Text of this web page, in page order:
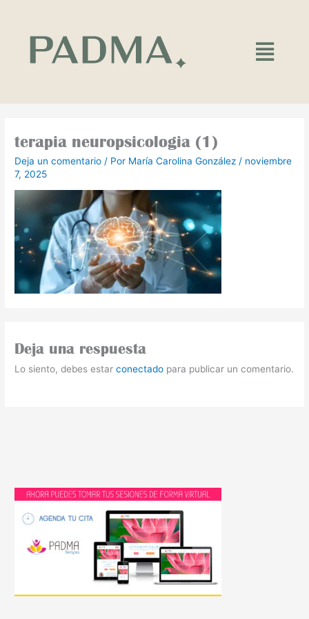
contenido
Main
Menu
terapia neuropsicologia (1)
Deja un comentario / Por María Carolina González / noviembre
7, 2025
Deja una respuesta
Lo siento, debes estarconectado para publicar un comentario.